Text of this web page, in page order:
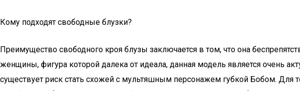
Кому подходят свободные блузки?
Преимущество свободного кроя блузы заключается в том, что она
женщины, фигура которой далека от идеала, данная модель является очень
существует риск стать схожей с мультяшным персонажем губкой Бобом. Для